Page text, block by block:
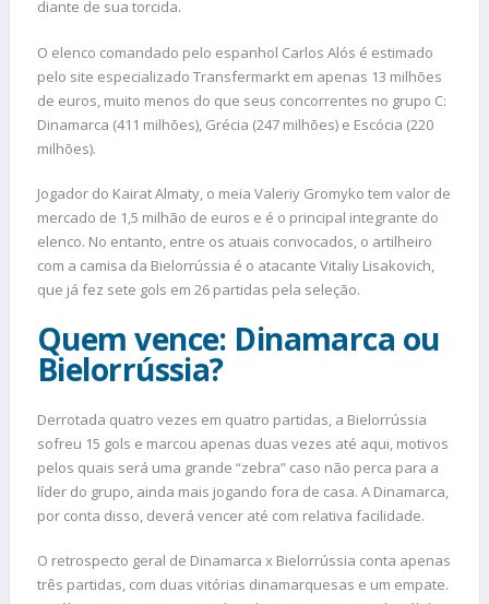
diante de sua torcida.
O elenco comandado pelo espanhol Carlos Alós é estimado
pelo site especializado Transfermarkt em apenas 13 milhões
de euros, muito menos do que seus concorrentes no grupo C:
Dinamarca (411 milhões), Grécia (247 milhões) e Escócia (220
milhões).
Jogador do Kairat Almaty, o meia Valeriy Gromyko tem valor de
mercado de 1,5 milhão de euros e é o principal integrante do
elenco. No entanto, entre os atuais convocados, o artilheiro
com a camisa da Bielorrússia é o atacante Vitaliy Lisakovich,
que já fez sete gols em 26 partidas pela seleção.
Quem vence: Dinamarca ou
Bielorrússia?
Derrotada quatro vezes em quatro partidas, a Bielorrússia
sofreu 15 gols e marcou apenas duas vezes até aqui, motivos
pelos quais será uma grande “zebra” caso não perca para a
líder do grupo, ainda mais jogando fora de casa. A Dinamarca,
por conta disso, deverá vencer até com relativa facilidade.
O retrospecto geral de Dinamarca x Bielorrússia conta apenas
três partidas, com duas vitórias dinamarquesas e um empate.